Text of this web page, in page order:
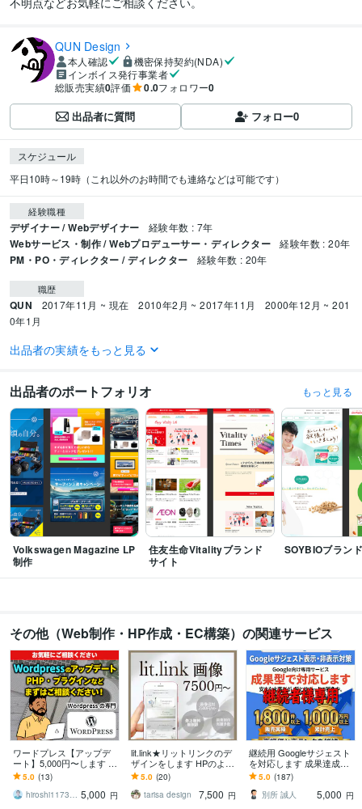
QUN Design
本人確認
機密保持契約(NDA)
インボイス発行事業者
総販売実績0評価 0.0フォロワー0
出品者に質問 フォロー0
スケジュール
平日10時～19時（これ以外のお時間でも連絡などは可能です）
経験職種
デザイナー / Webデザイナー 経験年数 : 7年
Webサービス・制作 / Webプロデューサー・ディレクター 経験年数 : 20年
PM・PO・ディレクター / ディレクター 経験年数 : 20年
職歴
QUN 2017年11月 ~ 現在 2010年2月 ~ 2017年11月
2000年12月 ~ 201
0年1月
受賞歴
ンタラクティブアドアワードウェブ広告部門入賞
ビジネス・クリエイティブツール
Adobe Photoshop:20年Adobe Illustrator:20年PowerPoint:15年Excel:15年
Adobe After Effects:5年Adobe Premiere Pro:3年Adobe XD:2年
Google スプレッドシート:3年 Asana:1年Figma:1年
得意分野
Web制作・HP作成・EC構築 デザイン コーディング
問わず
Web制作・HP作成・EC構築 デザイン
大阪デザイナー専門学校 1994年3月 ~ 1996年2月
出品者の実績をもっと見る
出品者のポートフォリオ もっと見る
Volkswagen Magazine LP
制作
住友生命Vitalityブランド
サイト
SOYBIOブラン
その他（Web制作・HP作成・EC構築）の関連サービス
ワードプレス【アップデ
ート】5,000円〜します W
ordpresssのバージョンア
ップ・PHP・プラグイン
等
5.0 (13)
hiroshi1173（Web解析士） 5,000 円
lit.link★リットリンクのデ
ザインをします HPのよう
な魅力のあるlit.linkにしま
せんか？
5.0 (20)
tarisa design
7,500 円
継続用 Googleサジェスト
を対応します 成果達成後
の表示維持・再対応を行
います
5.0 (187)
別所 誠人
5,000 円